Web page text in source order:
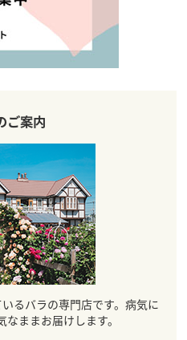
ご案内
るバラの専門店です。病気に
ままお届けします。